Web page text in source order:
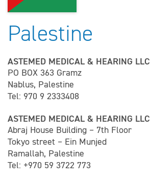
Palestine
ASTEMED MEDICAL & HEARING LLC
PO BOX 363 Gramz
Nablus, Palestine
Tel: 970 9 2333408
ASTEMED MEDICAL & HEARING LLC
Abraj House Building – 7th Floor
Tokyo street – Ein Munjed
Ramallah, Palestine
Tel: +970 59 3722 773